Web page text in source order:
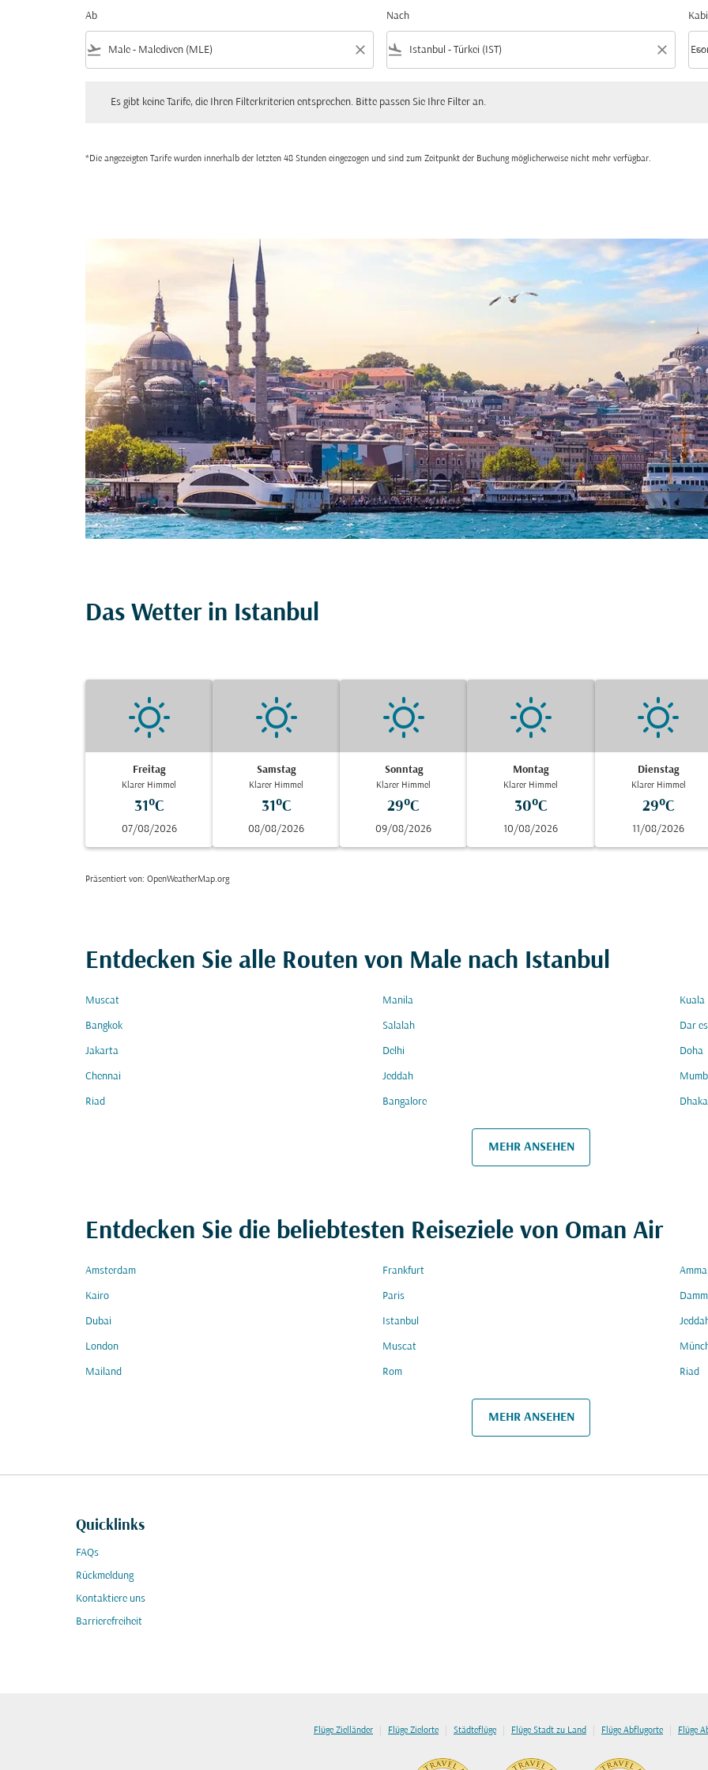
Ab
flight_takeoff close
Nach
flight_land close keyboard_arrow_down
Es gibt keine Tarife, die Ihren Filterkriterien entsprechen. Bitte passen Sie Ihre Filter an.
*Die angezeigten Tarife wurden innerhalb der letzten 48 Stunden eingezogen und sind zum Zeitpunkt der Buchung möglicherweise nicht mehr verfügbar.
Das Wetter in Istanbul
Freitag
Klarer Himmel
31°C
07/08/2026
Samstag
Klarer Himmel
31°C
08/08/2026
Sonntag
Klarer Himmel
29°C
09/08/2026
Montag
Klarer Himmel
30°C
10/08/2026
Dienstag
Klarer Himmel
29°C
11/08/2026
Präsentiert von: OpenWeatherMap.org
Entdecken Sie alle Routen von Male nach Istanbul
Muscat Manila Kuala
Bangkok Salalah Dar
Jakarta Delhi Doha
Chennai Jeddah
Riad Bangalore Dhaka
MEHR ANSEHEN
Entdecken Sie die beliebtesten Reiseziele von Oman Air
Amsterdam Frankfurt
Kairo Paris
Dubai Istanbul
London Muscat
Mailand Rom Riad
MEHR ANSEHEN
Quicklinks
FAQs
Rückmeldung
Kontaktiere uns
Barrierefreiheit
Flüge Zielländer | Flüge Zielorte | Städteflüge | Flüge Stadt zu Land | Flüge Abflugorte | Flüge